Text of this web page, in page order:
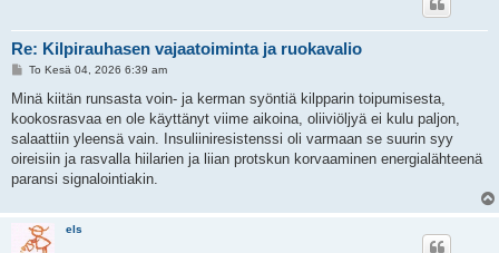
Re: Kilpirauhasen vajaatoiminta ja ruokavalio
V
e
t
i
To Kesä 04, 2026 6:39 am
Minä kiitän runsasta voin- ja kerman syöntiä kilpparin toipumisesta,
kookosrasvaa en ole käyttänyt viime aikoina, oliiviöljyä ei kulu paljon,
salaattiin yleensä vain. Insuliiniresistenssi oli varmaan se suurin syy
oireisiin ja rasvalla hiilarien ja liian protskun korvaaminen energialähteenä
paransi signalointiakin.
els